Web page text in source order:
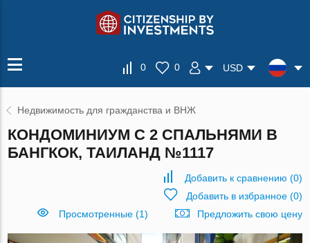
0 0 USD
Недвижимость для гражданства и ВНЖ
КОНДОМИНИУМ С 2 СПАЛЬНЯМИ В
БАНГКОК, ТАИЛАНД №1117
Добавить к сравнению (0)
Добавить в избранное(0)
Просмотренные (1)
Предложить свою цену